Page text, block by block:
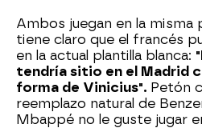
Ambos juegan en la misma
tiene claro que el francés
en la actual plantilla blanca:
tendría sitio en el Madrid
forma de Vinicius". Petón
reemplazo natural de
Mbappé no le guste jugar